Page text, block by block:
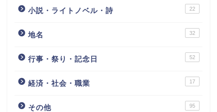
小説・ライトノベル・詩 22
地名 32
行事・祭り・記念日 52
経済・社会・職業 17
その他 95